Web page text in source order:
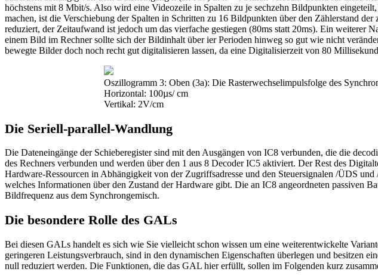
höchstens mit 8 Mbit/s. Also wird eine Videozeile in Spalten zu je sechzehn Bildpunkten
machen, ist die Verschiebung der Spalten in Schritten zu 16 Bildpunkten über den Zählerstand
reduziert, der Zeitaufwand ist jedoch um das vierfache gestiegen (80ms statt 20ms). Ein
einem Bild im Rechner sollte sich der Bildinhalt über ier Perioden hinweg so gut wie nicht
bewegte Bilder doch noch recht gut digitalisieren lassen, da eine Digitalisierzeit von 80
Oszillogramm 3: Oben (3a): Die Rasterwechselimpulsfolge des
Horizontal: 100µs/ cm
Vertikal: 2V/cm
Die Seriell-parallel-Wandlung
Die Dateneingänge der Schieberegister sind mit den Ausgängen von IC8 verbunden, die die
des Rechners verbunden und werden über den 1 aus 8 Decoder IC5 aktiviert. Der Rest des
Hardware-Ressourcen in Abhängigkeit von der Zugriffsadresse und den Steuersignalen /ÜDS
welches Informationen über den Zustand der Hardware gibt. Die an IC8 angeordneten passiven
Bildfrequenz aus dem Synchrongemisch.
Die besondere Rolle des GALs
Bei diesen GALs handelt es sich wie Sie vielleicht schon wissen um eine weiterentwickelte
geringeren Leistungsverbrauch, sind in den dynamischen Eigenschaften überlegen und besitzen
null reduziert werden. Die Funktionen, die das GAL hier erfüllt, sollen im Folgenden kurz